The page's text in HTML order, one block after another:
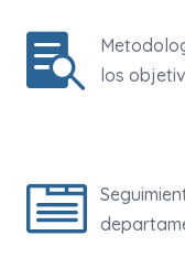

los
